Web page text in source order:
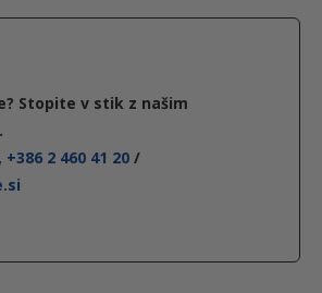
Stopite v stik z našim
, +386 2 460 41 20 /